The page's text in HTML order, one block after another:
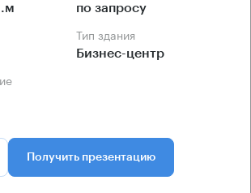
по запросу
Тип здания
Бизнес-центр
Получить презентацию